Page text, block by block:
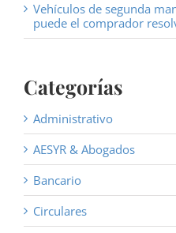
Vehículos de segunda
puede el comprador
Categorías
Administrativo
AESYR & Abogados
Bancario
Circulares